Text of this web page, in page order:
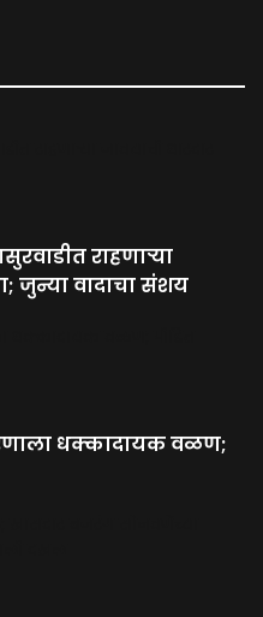
राहणाऱ्या
जुन्या वादाचा संशय
धक्कादायक वळण;